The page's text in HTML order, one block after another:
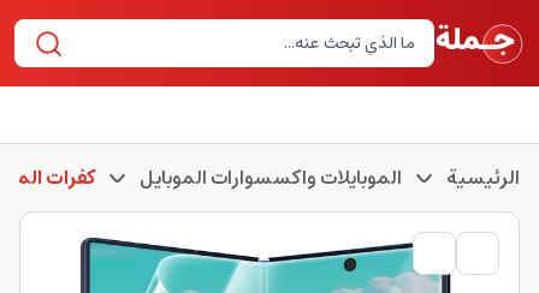
الرئيسية الموبايلات واكسسوارات الموبايل كفرات